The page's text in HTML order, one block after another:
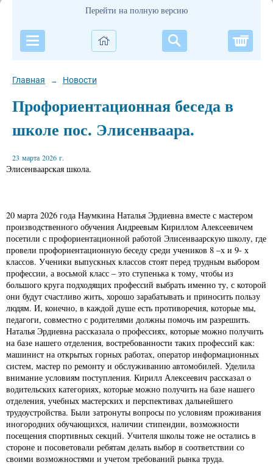
Перейти на полную версию
Главная → Новости
Профориентационная беседа в
школе пос. Элисенваара.
23 марта 2026 г.
Элисенваарская школа.
20 марта 2026 года Наумкина Наталья Эрдиевна вместе с мастером
производственного обучения Андреевым Кириллом Алексеевичем
посетили с профориентационной работой Элисенваарскую школу, где
провели профориентационную беседу среди учеников 8 –х и 9- х
классов. Ученики выпускных классов стоят перед трудным выбором
профессии, а восьмой класс – это ступенька к тому, чтобы из
большого круга подходящих профессий выбрать именно ту, с которой
они будут счастливо жить, хорошо зарабатывать и приносить пользу
людям. И, конечно, в каждой душе есть противоречия, которые мы,
педагоги, совместно с родителями должны помочь им разрешить.
Наталья Эрдиевна рассказала о профессиях, которые можно получить
на базе нашего отделения, востребованности таких профессий как:
машинист на открытых горных работах, оператор информационных
систем, мастер по ремонту и обслуживанию автомобилей. Уделила
внимание условиям поступления. Кирилл Алексеевич рассказал о
водительских категориях, которые можно получить на базе нашего
отделения, учебных мастерских и перспективах дальнейшего
трудоустройства. Были затронуты вопросы по условиям проживания
иногородних обучающихся, наличии стипендии, возможности
посещения спортивных секций. Учителя школы тоже не остались в
стороне и посоветовали ребятам делать выбор в соответствии со
своими возможностями и учетом требований рынка труда.